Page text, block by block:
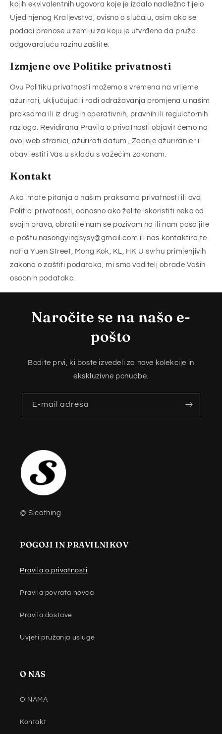
kojih ekvivalentnih ugovora koje je izdalo nadležno tijelo
Ujedinjenog Kraljevstva, ovisno o slučaju, osim ako se
podaci prenose u zemlju za koju je utvrđeno da pruža
odgovarajuću razinu zaštite.
Izmjene ove Politike privatnosti
Ovu Politiku privatnosti možemo s vremena na vrijeme
ažurirati, uključujući i radi odražavanja promjena u našim
praksama ili iz drugih operativnih, pravnih ili regulatornih
razloga. Revidirana Pravila o privatnosti objavit ćemo na
ovoj web stranici, ažurirati datum „Zadnje ažuriranje” i
obavijestiti Vas u skladu s važećim zakonom.
Kontakt
Ako imate pitanja o našim praksama privatnosti ili ovoj
Politici privatnosti, odnosno ako želite iskoristiti neko od
svojih prava, obratite nam se pozivom na ili nam pošaljite
e-poštu nasongyingsysy@gmail.com ili nas kontaktirajte
naFa Yuen Street, Mong Kok, KL, HK U svrhu primjenjivih
zakona o zaštiti podataka, mi smo voditelj obrade Vaših
osobnih podataka.
Naročite se na našo e-
pošto
Bodite prvi, ki boste izvedeli za nove kolekcije in
ekskluzivne ponudbe.
E-mail adresa
@ Sicothing
POGOJI IN PRAVILNIKOV
Pravila o privatnosti
Pravila povrata novca
Pravila dostave
Uvjeti pružanja usluge
O NAS
O NAMA
Kontakt